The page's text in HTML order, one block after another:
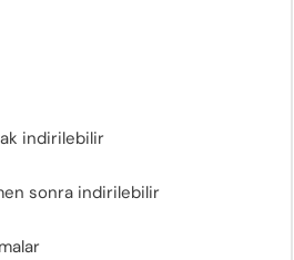
indirilebilir
sonra indirilebilir